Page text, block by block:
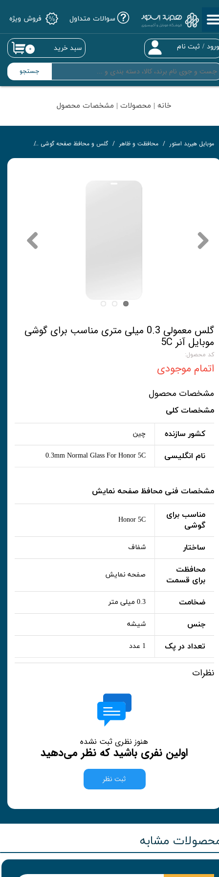
جستجو
/ ثبت نام
حساب کاربری من
تغییر گذر واژه
سفارشات
خروج از حساب کاربری
۰ سبد خرید
سوالات متداول فروش ویژه
خانه | محصولات | مشخصات محصول
موبایل هیربد استور محافظت و ظاهر گلس و محافظ صفحه گوشی
گلس معمولی 0.3 میلی متری مناسب برای گوشی
موبایل آنر 5C
کد محصول:
اتمام موجودی
مشخصات محصول
مشخصات کلی
کشور سازنده چین
نام انگلیسی 0.3mm Normal Glass For Honor 5C
مشخصات فنی محافظ صفحه نمایش
مناسب برای
گوشی
Honor 5C
ساختار شفاف
محافظت
برای قسمت
صفحه نمایش
ضخامت 0.3 میلی متر
جنس شیشه
تعداد در پک 1 عدد
نظرات
هنوز نظری ثبت نشده
اولین نفری باشید که نظر می‌دهید
ثبت نظر
مشابه